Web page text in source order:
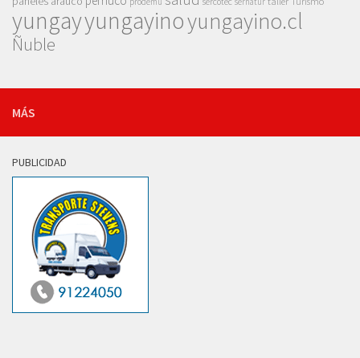
yungayyungayinoyungayino.cl
Ñuble
MÁS
PUBLICIDAD